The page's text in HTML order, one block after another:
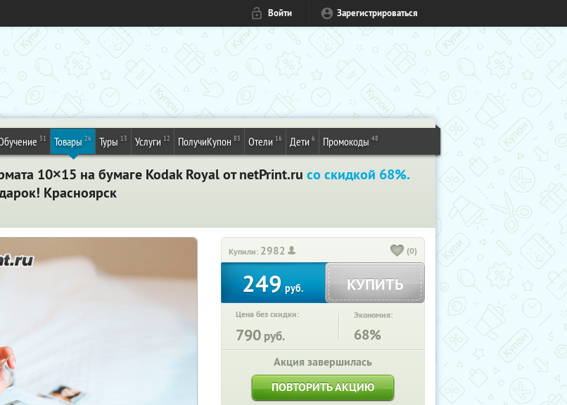
Войти Зарегистрироваться
31 Товары 26 Туры 13 Услуги 12 ПолучиКупон 83 Отели 16 Дети 6 Промокоды 48
10×15 на бумаге Kodak Royal от netPrint.ru со скидкой 68%.
Красноярск
Купили: 2982 (0)
249 руб. КУПИТЬ
Цена без скидки:
790 руб.
Экономия:
68%
Акция завершилась
ПОВТОРИТЬ АКЦИЮ